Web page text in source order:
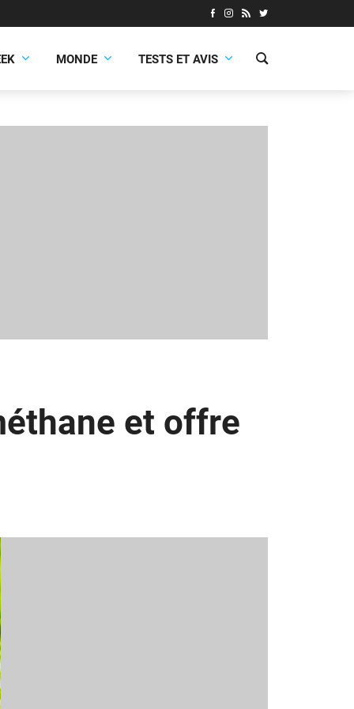
MONDE TESTS ET AVIS
et offre